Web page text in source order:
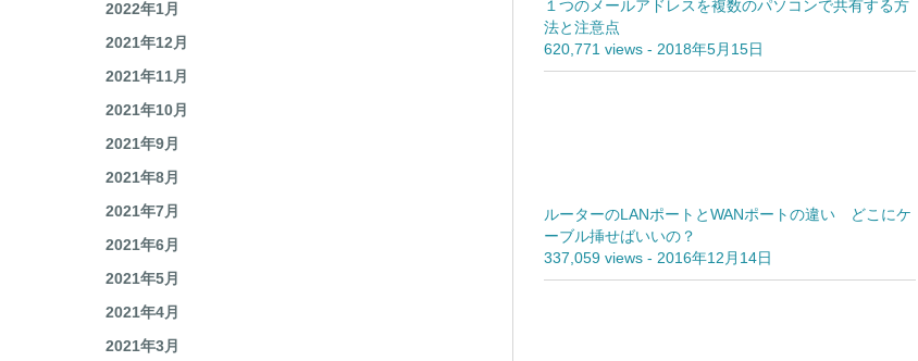
2022年2月
2022年1月
2021年12月
2021年11月
2021年10月
2021年9月
2021年8月
2021年7月
2021年6月
2021年5月
2021年4月
１つのメールアドレスを複数のパソコンで共有する方
法と注意点
620,771 views-2018年5月15日
ルーターのLANポートとWANポートの違い どこにケ
ーブル挿せばいいの？
337,059 views-2016年12月14日